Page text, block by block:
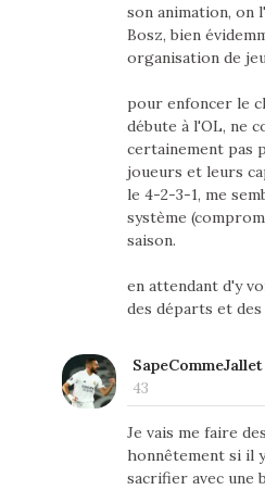
son animation, on
Bosz, bien
organisation de
pour enfoncer le
débute à l'OL, ne
certainement pas
joueurs et leurs
le 4-2-3-1, me
système
saison.
en attendant d'y
des départs et
SapeCommeJallet
43
Je vais me faire
honnêtement si il
sacrifier avec une